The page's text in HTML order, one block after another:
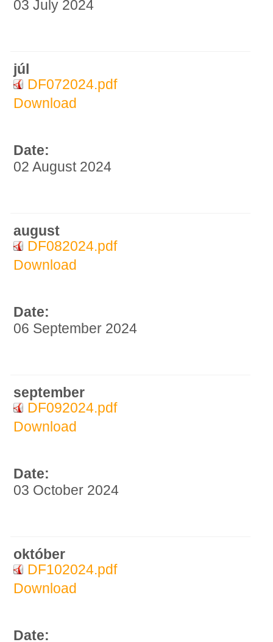
03 July 2024
júl
DF072024.pdf
Download
Date:
02 August 2024
august
DF082024.pdf
Download
Date:
06 September 2024
september
DF092024.pdf
Download
Date:
03 October 2024
október
DF102024.pdf
Download
Date: